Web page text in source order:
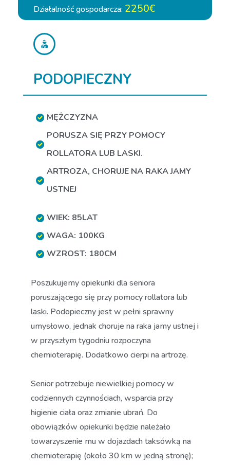
Działalność gospodarcza: 2250€
PODOPIECZNY
MĘŻCZYZNA
PORUSZA SIĘ PRZY POMOCY
ROLLATORA LUB LASKI.
ARTROZA, CHORUJE NA RAKA JAMY
USTNEJ
WIEK: 85LAT
WAGA: 100KG
WZROST: 180CM
Poszukujemy opiekunki dla seniora
poruszającego się przy pomocy rollatora lub
laski. Podopieczny jest w pełni sprawny
umysłowo, jednak choruje na raka jamy ustnej i
w przyszłym tygodniu rozpoczyna
chemioterapię. Dodatkowo cierpi na artrozę.
Senior potrzebuje niewielkiej pomocy w
codziennych czynnościach, wsparcia przy
higienie ciała oraz zmianie ubrań. Do
obowiązków opiekunki będzie należało
towarzyszenie mu w dojazdach taksówką na
chemioterapię (około 30 km w jedną stronę);